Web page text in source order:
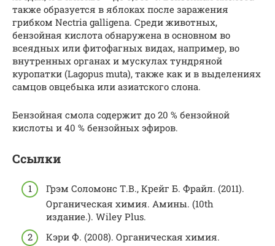
также образуется в яблоках после заражения
грибком Nectria galligena. Среди животных,
бензойная кислота обнаружена в основном во
всеядных или фитофагных видах, например, во
внутренных органах и мускулах тундряной
куропатки (Lagopus muta), также как и в выделениях
самцов овцебыка или азиатского слона.
Бензойная смола содержит до 20 % бензойной
кислоты и 40 % бензойных эфиров.
Ссылки
Грэм Соломонс Т.В., Крейг Б. Фрайл. (2011).
Органическая химия. Амины. (10th
издание.). Wiley Plus.
Кэри Ф. (2008). Органическая химия.